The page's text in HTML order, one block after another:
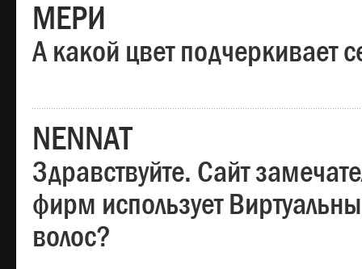
МЕРИ
А какой цвет подчеркивает
NENNAT
Здравствуйте. Сайт
фирм использует
волос?